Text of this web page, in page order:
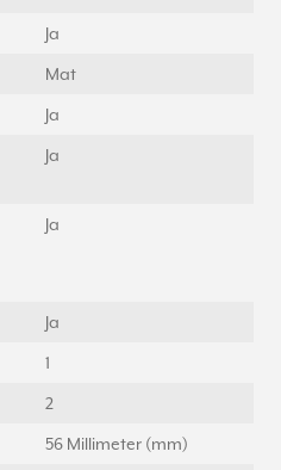
Ja
Mat
Ja
Ja
Ja
Ja
1
2
56 Millimeter (mm)